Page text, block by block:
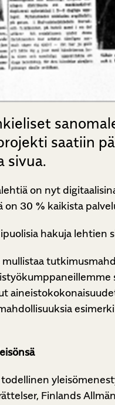
saatiin
sivua.
on nyt
30 % kaikista
hakuja lehtien
Finlands